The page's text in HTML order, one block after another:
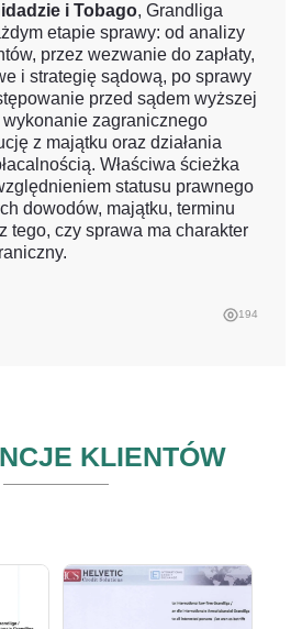
i Tobago, Grandliga
etapie sprawy: od analizy
przez wezwanie do zapłaty,
i strategię sądową, po sprawy
przed sądem wyższej
zagranicznego
z majątku oraz działania
Właściwa ścieżka
statusu prawnego
dowodów, majątku, terminu
tego, czy sprawa ma charakter
194
KLIENTÓW